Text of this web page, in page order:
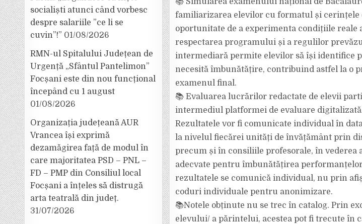
familiarizarea elevilor cu formatul și cerințele
oportunitate de a experimenta condițiile reale
respectarea programului și a regulilor
intermediară permite elevilor să își identifice
necesită îmbunătățire, contribuind astfel la o
examenul final.
📚 Evaluarea lucrărilor redactate de elevii
intermediul platformei de evaluare
Rezultatele vor fi comunicate individual în
la nivelul fiecărei unități de învățământ prin
precum și în consiliile profesorale, în
adecvate pentru îmbunătățirea
rezultatele se comunică individual, nu prin
coduri individuale pentru anonimizare.
📚Notele obținute nu se trec în catalog. Prin
elevului/ a părintelui, acestea pot fi trecute în
socialiști atunci când vorbesc
despre salariile ”ce li se
cuvin”!” 01/08/2026
RMN-ul Spitalului Județean de
Urgență „Sfântul Pantelimon”
Focșani este din nou funcțional
începând cu 1 august
01/08/2026
Organizația județeană AUR
Vrancea își exprimă
dezamăgirea față de modul în
care majoritatea PSD – PNL –
FD – PMP din Consiliul local
Focșani a înțeles să distrugă
arta teatrală din județ.
31/07/2026